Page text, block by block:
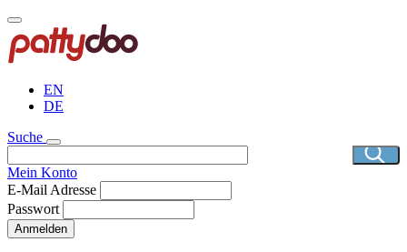
Direkt
zum
Inhalt
EN
DE
Suche
Mein Konto
E-Mail Adresse
Passwort
Anmelden